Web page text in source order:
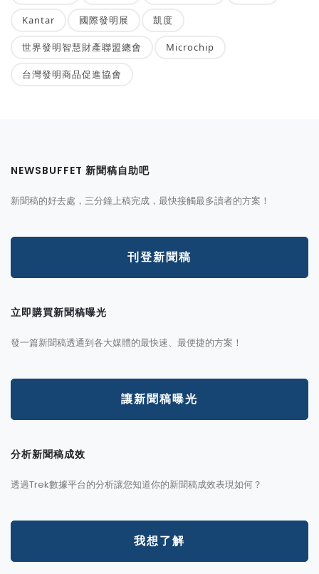
Kantar 國際發明展 凱度
世界發明智慧財產聯盟總會 Microchip
台灣發明商品促進協會
NEWSBUFFET 新聞稿自助吧
新聞稿的好去處，三分鐘上稿完成，最快接觸最多讀者的方案！
刊登新聞稿
立即購買新聞稿曝光
發一篇新聞稿透通到各大媒體的最快速、最便捷的方案！
讓新聞稿曝光
分析新聞稿成效
透過Trek數據平台的分析讓您知道你的新聞稿成效表現如何？
我想了解